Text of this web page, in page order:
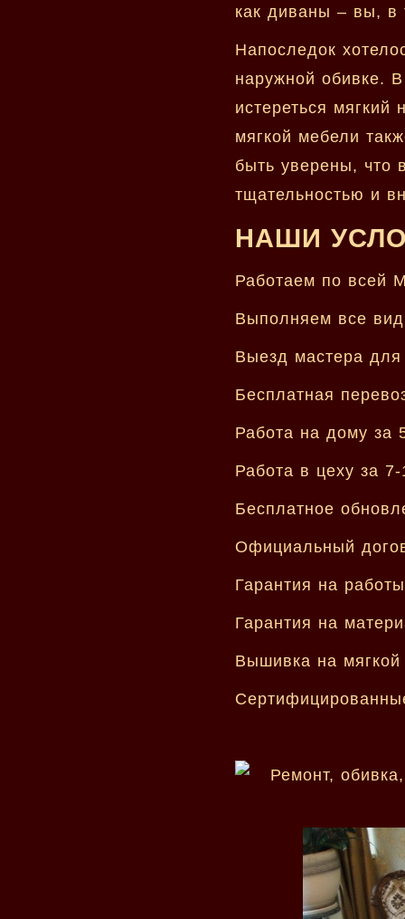
как диваны – вы, в
Напоследок
наружной обивке.
истереться мягкий
мягкой мебели
быть уверены, что
тщательностью и
НАШИ
Работаем по всей
Выполняем все
Выезд мастера для
Бесплатная
Работа на дому за
Работа в цеху за
Бесплатное
Официальный
Гарантия на
Гарантия на
Вышивка на